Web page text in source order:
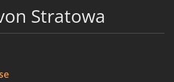
Stratowa